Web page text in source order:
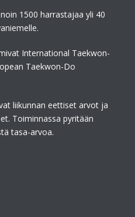
1500 harrastajaa yli 40
International Taekwon-
Taekwon-Do
liikunnan eettiset arvot ja
Toiminnassa pyritään
tasa-arvoa.